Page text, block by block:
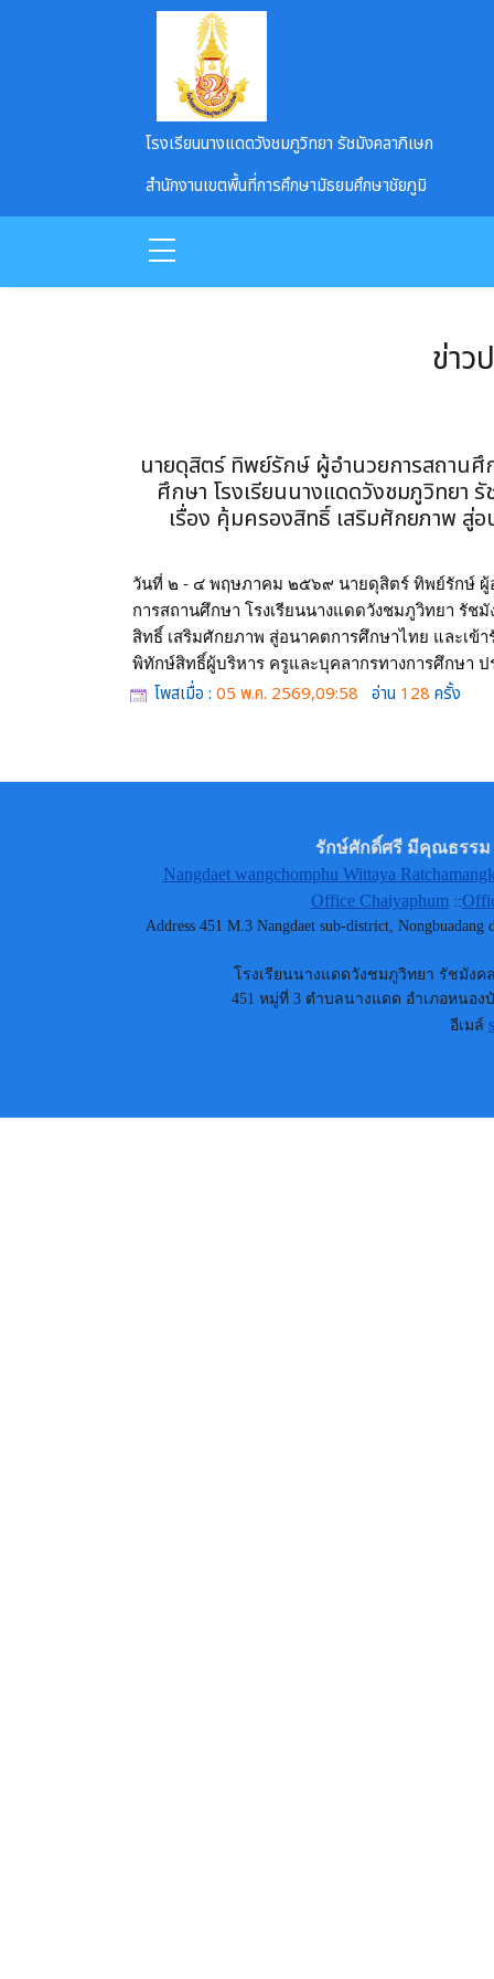
Skip to main content
โรงเรียนนางแดดวังชมภูวิทยา รัชมังคลาภิเษก
สำนักงานเขตพื้นที่การศึกษามัธยมศึกษาชัยภูมิ
ข่าว
นายดุสิตร์ ทิพย์รักษ์ ผู้อำนวยการสถาน
ศึกษา โรงเรียนนางแดดวังชมภูวิทยา
เรื่อง คุ้มครองสิทธิ์ เสริมศักยภาพ สู่อ
วันที่ ๒ - ๔ พฤษภาคม ๒๕๖๙ นายดุสิตร์ ทิพย์รักษ์ ผู้
การสถานศึกษา โรงเรียนนางแดดวังชมภูวิทยา รัช
สิทธิ์ เสริมศักยภาพ สู่อนาคตการศึกษาไทย และเข้
พิทักษ์สิทธิ์ผู้บริหาร ครูและบุคลากรทางการศึกษา
โพสเมื่อ : 05 พ.ค. 2569,09:58 อ่าน 128 ครั้ง
รักษ์ศักดิ์ศรี มีคุณธรรม
Nangdaet wangchomphu Wittaya
Office Chaiyaphum::
Address 451 M.3 Nangdaet sub-district,
โรงเรียนนางแดดวังชมภูวิทยา รัชมัง
451 หมู่ที่ 3 ตำบลนางแดด อำเภอหนอง
อีเมล์